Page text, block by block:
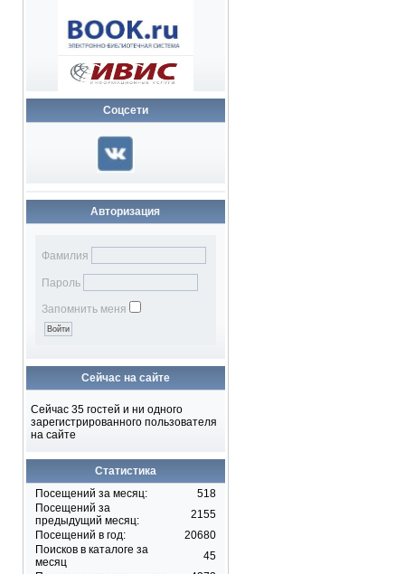
Соцсети
Авторизация
Фамилия
Пароль
Запомнить меня
Сейчас на сайте
Сейчас 35 гостей и ни одного
зарегистрированного пользователя
на сайте
Статистика
Посещений за месяц:
518
Посещений за
предыдущий месяц:
2155
Посещений в год:
20680
Поисков в каталоге за
месяц
45